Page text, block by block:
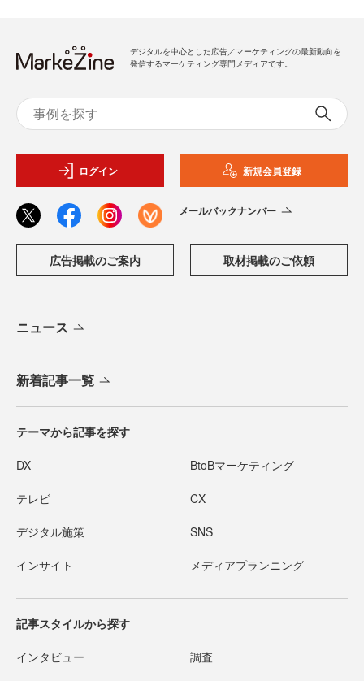
デジタルを中心とした広告／マーケティングの最新動向を
発信するマーケティング専門メディアです。
ログイン 新規会員登録
メールバックナンバー
広告掲載のご案内 取材掲載のご依頼
ニュース
新着記事一覧
テーマから記事を探す
DX BtoBマーケティング
テレビ CX
デジタル施策 SNS
インサイト メディアプランニング
記事スタイルから探す
インタビュー 調査